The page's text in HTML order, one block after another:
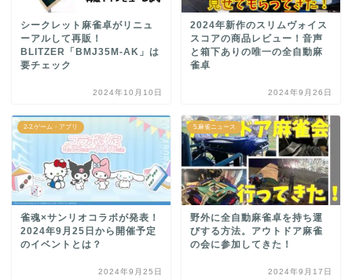
シークレット麻雀卓がリニュ
ーアルして再販！
BLITZER「BMJ35M-AK」は
要チェック
2024年10月10日
2024年新作のスリムヴォイス
スコアの商品レビュー！音声
と箱下ありの唯一の全自動麻
雀卓
2024年9月26日
2-2.ゲーム・アプリ
雀魂×サンリオコラボが発表！
2024年9月25日から開催予定
のイベントとは？
2024年9月25日
5.麻雀ニュース
野外に全自動麻雀卓を持ち運
びする方法。アウトドア麻雀
の会に参加してきた！
2024年9月17日